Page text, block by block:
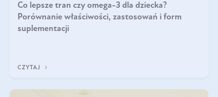
Co lepsze tran czy omega-3 dla dziecka?
Porównanie właściwości, zastosowań i form
suplementacji
CZYTAJ